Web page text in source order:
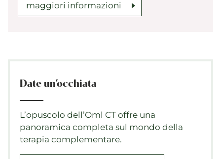
maggiori informazioni
Date un’occhiata
L’opuscolo dell’Oml CT offre una
panoramica completa sul mondo della
terapia complementare.